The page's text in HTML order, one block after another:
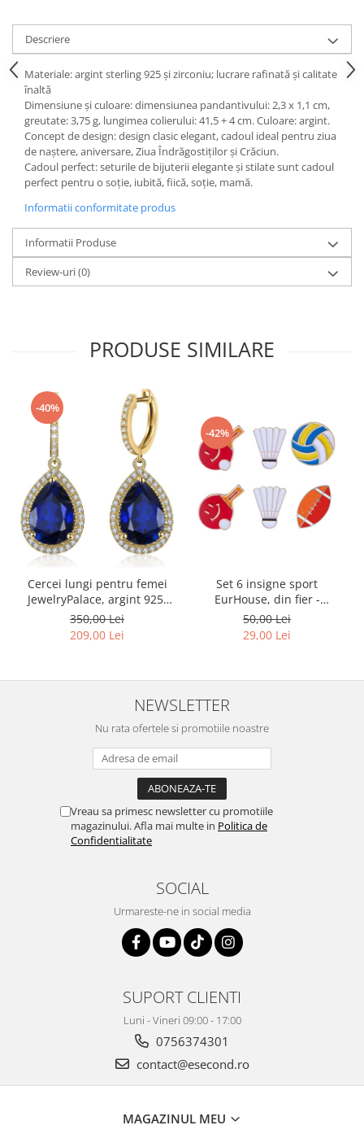
Electrocasnice pentru Bucatarie
Fiare de calcat si masini de cusut
Ingrijire Locuinta
Purificatoare de aer
Fashion
Bijuterii
Ceasuri barbatesti
Ceasuri dama
Cutii, curele si accesorii ceasuri
Genti si accesorii barbati
Genti si accesorii femei
Imbracaminte barbati
Imbracaminte femei
Incaltaminte femei
Ochelari de vedere
Gaming, Carti & Birotica
Birotica & Papetarie
Console, Jocuri & Accesorii
Ingrijire personala & Cosmetice
Accesorii aparate de ras electrice
Accesorii aparate hair styling
Aparate & Accesorii ingrijire
personala
Aparate cosmetice
Articole Sanatate si Wellness
Consumabile sanitare
Camera copilului
Maternitate
Castroane si adapatori animale
Igiena animale de companie
Mobila si transport animale de
Zgarzi, lese si hamuri
Desktop PC & Monitoare
Descriere
Materiale: argint sterling 925 și zirconiu; lucrare rafinată și calitate
înaltă
Dimensiune și culoare: dimensiunea pandantivului: 2,3 x 1,1 cm,
greutate: 3,75 g, lungimea colierului: 41,5 + 4 cm. Culoare: argint.
Concept de design: design clasic elegant, cadoul ideal pentru ziua
de naștere, aniversare, Ziua Îndrăgostiților și Crăciun.
Cadoul perfect: seturile de bijuterii elegante și stilate sunt cadoul
perfect pentru o soție, iubită, fiică, soție, mamă.
Informatii conformitate produs
Informatii Produse
Review-uri(0)
PRODUSE SIMILARE
-40%
Cercei lungi pentru femei
JewelryPalace, argint 925,
albastru/auriu - RESIGILAT
350,00 Lei
209,00 Lei
-42%
Set 6 insigne sport
EurHouse, din fier -
RESIGILAT
50,00 Lei
29,00 Lei
NEWSLETTER
Nu rata ofertele si promotiile noastre
Vreau sa primesc newsletter cu promotiile
magazinului. Afla mai multe in Politica de
Confidentialitate
SOCIAL
Urmareste-ne in social media
SUPORT CLIENTI
Luni - Vineri 09:00 - 17:00
0756374301
contact@esecond.ro
MAGAZINUL MEU